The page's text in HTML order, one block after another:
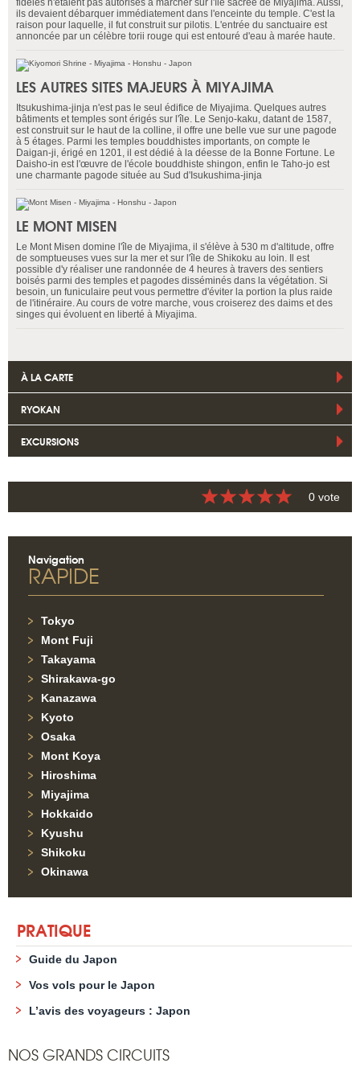
fidèles n'étaient pas autorisés à marcher sur l'île sacrée de Miyajima. Aussi,
ils devaient débarquer immédiatement dans l'enceinte du temple. C'est la
raison pour laquelle, il fut construit sur pilotis. L'entrée du sanctuaire est
annoncée par un célèbre torii rouge qui est entouré d'eau à marée haute.
LES AUTRES SITES MAJEURS À MIYAJIMA
Itsukushima-jinja n'est pas le seul édifice de Miyajima. Quelques autres
bâtiments et temples sont érigés sur l'île. Le Senjo-kaku, datant de 1587,
est construit sur le haut de la colline, il offre une belle vue sur une pagode
à 5 étages. Parmi les temples bouddhistes importants, on compte le
Daigan-ji, érigé en 1201, il est dédié à la déesse de la Bonne Fortune. Le
Daisho-in est l'œuvre de l'école bouddhiste shingon, enfin le Taho-jo est
une charmante pagode située au Sud d'Isukushima-jinja
LE MONT MISEN
Le Mont Misen domine l'île de Miyajima, il s'élève à 530 m d'altitude, offre
de somptueuses vues sur la mer et sur l'île de Shikoku au loin. Il est
possible d'y réaliser une randonnée de 4 heures à travers des sentiers
boisés parmi des temples et pagodes disséminés dans la végétation. Si
besoin, un funiculaire peut vous permettre d'éviter la portion la plus raide
de l'itinéraire. Au cours de votre marche, vous croiserez des daims et des
singes qui évoluent en liberté à Miyajima.
À LA CARTE
RYOKAN
EXCURSIONS
0 vote
Navigation
RAPIDE
Tokyo
Mont Fuji
Takayama
Shirakawa-go
Kanazawa
Kyoto
Osaka
Mont Koya
Hiroshima
Miyajima
Hokkaido
Kyushu
Shikoku
Okinawa
PRATIQUE
Guide du Japon
Vos vols pour le Japon
L’avis des voyageurs : Japon
NOS GRANDS CIRCUITS